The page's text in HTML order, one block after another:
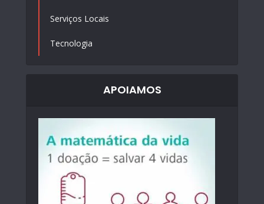
Serviços Locais
Tecnologia
APOIAMOS